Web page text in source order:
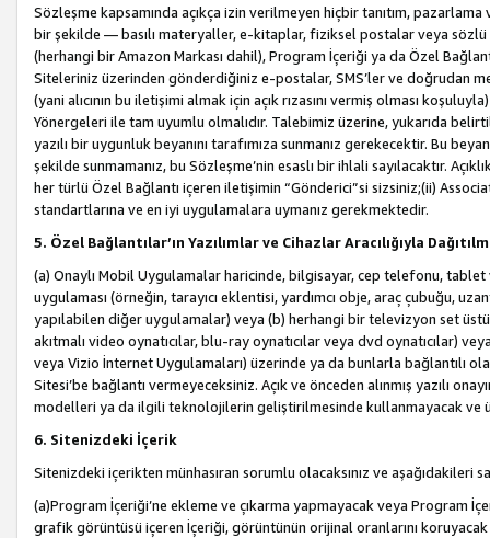
Sözleşme kapsamında açıkça izin verilmeyen hiçbir tanıtım,
bir şekilde — basılı materyaller, e-kitaplar, fiziksel postalar veya sözlü
(herhangi bir Amazon Markası dahil), Program İçeriği ya da Özel
Siteleriniz üzerinden gönderdiğiniz e-postalar, SMS’ler ve doğrudan
(yani alıcının bu iletişimi almak için açık rızasını vermiş olması
Yönergeleri ile tam uyumlu olmalıdır. Talebimiz üzerine, yukarıda
yazılı bir uygunluk beyanını tarafımıza sunmanız gerekecektir. Bu
şekilde sunmamanız, bu Sözleşme’nin esaslı bir ihlali sayılacaktır.
her türlü Özel Bağlantı içeren iletişimin “Gönderici”si sizsiniz;(ii)
standartlarına ve en iyi uygulamalara uymanız gerekmektedir.
5. Özel Bağlantılar’ın Yazılımlar ve Cihazlar Aracılığıyla
(a) Onaylı Mobil Uygulamalar haricinde, bilgisayar, cep telefonu,
uygulaması (örneğin, tarayıcı eklentisi, yardımcı obje, araç çubuğu,
yapılabilen diğer uygulamalar) veya (b) herhangi bir televizyon set
akıtmalı video oynatıcılar, blu-ray oynatıcılar veya dvd oynatıcılar)
veya Vizio İnternet Uygulamaları) üzerinde ya da bunlarla bağlantılı
Sitesi’be bağlantı vermeyeceksiniz. Açık ve önceden alınmış yazılı
modelleri ya da ilgili teknolojilerin geliştirilmesinde kullanmayacak ve
6. Sitenizdeki İçerik
Sitenizdeki içerikten münhasıran sorumlu olacaksınız ve aşağıdakileri
(a)Program İçeriği’ne ekleme ve çıkarma yapmayacak veya Program
grafik görüntüsü içeren İçeriği, görüntünün orijinal oranlarını